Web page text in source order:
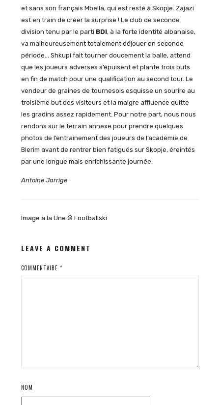
et sans son français Mbella, qui est resté à Skopje. Zajazi
est en train de créer la surprise ! Le club de seconde
division tenu par le parti BDI, à la forte identité albanaise,
va malheureusement totalement déjouer en seconde
période… Shkupi fait tourner doucement la balle, attend
que les joueurs adverses s’épuisent et plante trois buts
en fin de match pour une qualification au second tour. Le
vendeur de graines de tournesols esquisse un sourire au
troisième but des visiteurs et la maigre affluence quitte
les gradins assez rapidement. Pour notre part, nous nous
rendons sur le terrain annexe pour prendre quelques
photos de l’entraînement des joueurs de l’académie de
Blerim avant de rentrer bien fatigués sur Skopje, éreintés
par une longue mais enrichissante journée.
Antoine Jarrige
Image à la Une © Footballski
LEAVE A COMMENT
COMMENTAIRE *
NOM